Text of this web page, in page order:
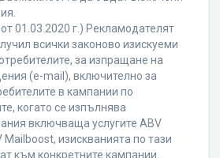
01.03.2020 г.) Рекламодателят
всички законово изискуеми
за изпращане на
(e-mail), включително за
в кампании по
когато се изпълнява
включваща услугите ABV
Mailboost, изискванията по тази
към конкретните кампании.